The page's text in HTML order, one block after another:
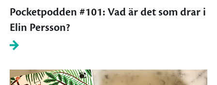
Pocketpodden #101: Vad är det som drar i
Elin Persson?